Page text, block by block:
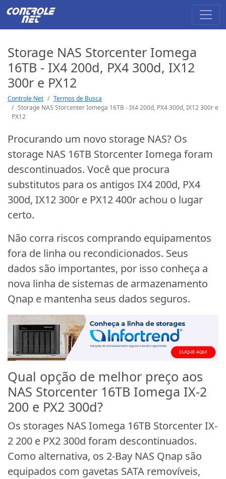
Storage NAS Storcenter Iomega
16TB - IX4 200d, PX4 300d, IX12
300r e PX12
Controle Net
Termos de Busca
Storage NAS Storcenter Iomega 16TB - IX4 200d, PX4 300d, IX12 300r e
PX12
Procurando um novo storage NAS? Os
storage NAS 16TB Storcenter Iomega foram
descontinuados. Você que procura
substitutos para os antigos IX4 200d, PX4
300d, IX12 300r e PX12 400r achou o lugar
certo.
Não corra riscos comprando equipamentos
fora de linha ou recondicionados. Seus
dados são importantes, por isso conheça a
nova linha de sistemas de armazenamento
Qnap e mantenha seus dados seguros.
Qual opção de melhor preço aos
NAS Storcenter 16TB Iomega IX-2
200 e PX2 300d?
Os storages NAS Iomega 16TB Storcenter IX-
2 200 e PX2 300d foram descontinuados.
Como alternativa, os 2-Bay NAS Qnap são
equipados com gavetas SATA removíveis,